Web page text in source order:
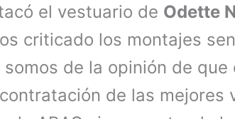
el vestuario de Odette
criticado los montajes
de la opinión de que
de las mejores